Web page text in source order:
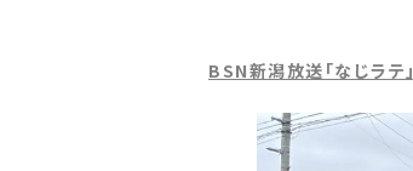
BSN新潟放送「なじラテ」